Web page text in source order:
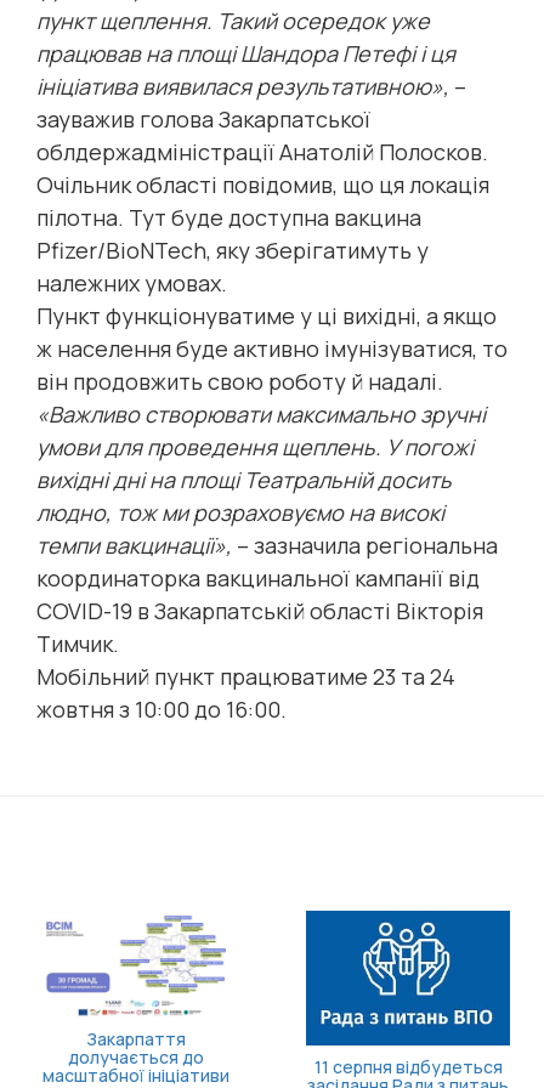
пункт щеплення. Такий осередок уже
працював на площі Шандора Петефі і ця
ініціатива виявилася результативною», –
зауважив голова Закарпатської
облдержадміністрації Анатолій Полосков.
Очільник області повідомив, що ця локація
пілотна. Тут буде доступна вакцина
Pfizer/BioNTech, яку зберігатимуть у
належних умовах.
Пункт функціонуватиме у ці вихідні, а якщо
ж населення буде активно імунізуватися, то
він продовжить свою роботу й надалі.
«Важливо створювати максимально зручні
умови для проведення щеплень. У погожі
вихідні дні на площі Театральній досить
людно, тож ми розраховуємо на високі
темпи вакцинації», – зазначила регіональна
координаторка вакцинальної кампанії від
COVID-19 в Закарпатській області Вікторія
Тимчик.
Мобільний пункт працюватиме 23 та 24
жовтня з 10:00 до 16:00.
відбудеться
Доступні понад 70
підрозділів: в Україні
розширили програму